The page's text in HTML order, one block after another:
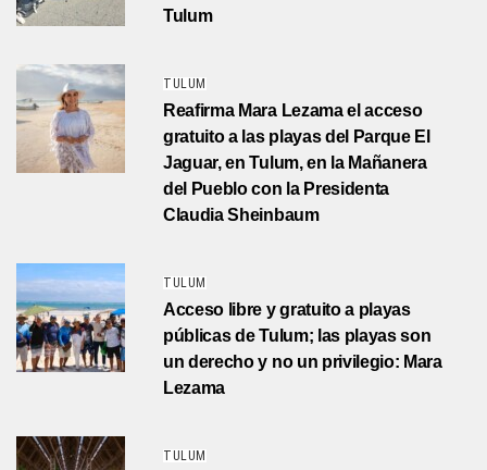
Tulum
TULUM
Reafirma Mara Lezama el acceso
gratuito a las playas del Parque El
Jaguar, en Tulum, en la Mañanera
del Pueblo con la Presidenta
Claudia Sheinbaum
TULUM
Acceso libre y gratuito a playas
públicas de Tulum; las playas son
un derecho y no un privilegio: Mara
Lezama
TULUM